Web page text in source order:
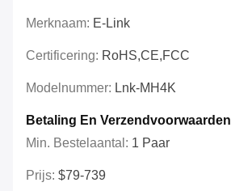
Merknaam: E-Link
Certificering: RoHS,CE,FCC
Modelnummer: Lnk-MH4K
Betaling En Verzendvoorwaarden
Min. Bestelaantal: 1 Paar
Prijs: $79-739